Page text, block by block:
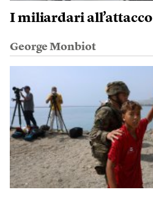
I miliardari
George Monbiot